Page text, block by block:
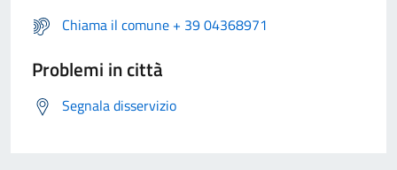
Chiama il comune + 39 04368971
Problemi in città
Segnala disservizio